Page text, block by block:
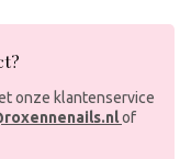
onze klantenservice
of